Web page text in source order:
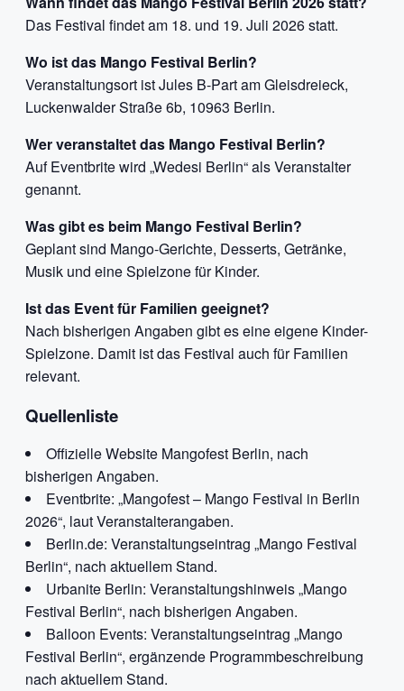
Das Festival findet am 18. und 19. Juli 2026 statt.
Wo ist das Mango Festival Berlin?
Veranstaltungsort ist Jules B-Part am Gleisdreieck,
Luckenwalder Straße 6b, 10963 Berlin.
Wer veranstaltet das Mango Festival Berlin?
Auf Eventbrite wird „Wedesi Berlin“ als Veranstalter
genannt.
Was gibt es beim Mango Festival Berlin?
Geplant sind Mango-Gerichte, Desserts, Getränke,
Musik und eine Spielzone für Kinder.
Ist das Event für Familien geeignet?
Nach bisherigen Angaben gibt es eine eigene Kinder-
Spielzone. Damit ist das Festival auch für Familien
relevant.
Quellenliste
Offizielle Website Mangofest Berlin, nach
bisherigen Angaben.
Eventbrite: „Mangofest – Mango Festival in Berlin
2026“, laut Veranstalterangaben.
Berlin.de: Veranstaltungseintrag „Mango Festival
Berlin“, nach aktuellem Stand.
Urbanite Berlin: Veranstaltungshinweis „Mango
Festival Berlin“, nach bisherigen Angaben.
Balloon Events: Veranstaltungseintrag „Mango
Festival Berlin“, ergänzende Programmbeschreibung
nach aktuellem Stand.